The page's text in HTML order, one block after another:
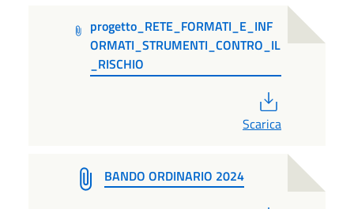
progetto_RETE_FORMATI_E_INF
ORMATI_STRUMENTI_CONTRO_IL
_RISCHIO
Scarica
BANDO ORDINARIO 2024